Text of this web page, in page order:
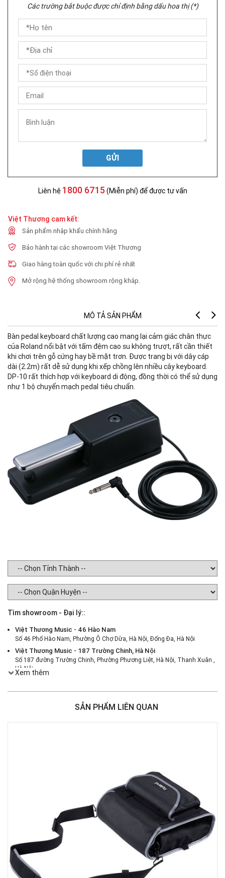
Các trường bắt buộc được chỉ định bằng dấu hoa thị (*)
GỬI
Liên hệ 1800 6715 (Miễn phí) để được tư vấn
Việt Thương cam kết:
Sản phẩm nhập khẩu chính hãng
Bảo hành tại các showroom Việt Thương
Giao hàng toàn quốc với chi phí rẻ nhất
Mở rộng hệ thống showroom rộng khắp.
MÔ TẢ SẢN PHẨM
Bàn pedal keyboard chất lượng cao mang lại cảm giác chân thực
của Roland nổi bật với tấm đệm cao su không trượt, rất cần thiết
khi chơi trên gỗ cứng hay bề mặt trơn. Được trang bị với dây cáp
dài (2.2m) rất dễ sử dụng khi xếp chồng lên nhiều cây keyboard.
DP-10 rất thích hợp với keyboard di động, đồng thời có thể sử dụng
như 1 bộ chuyển mạch pedal tiêu chuẩn.
Tìm showroom - Đại lý::
Việt Thương Music - 46 Hào Nam
Số 46 Phố Hào Nam, Phường Ô Chợ Dừa, Hà Nội, Đống Đa, Hà Nội
Việt Thương Music - 187 Trường Chinh, Hà Nội
Số 187 đường Trường Chinh, Phường Phương Liệt, Hà Nội, Thanh Xuân ,
Hà Nội
Việt Thương Music - 369 Điện Biên Phủ
Việt Thương Music - 49E Phan Đăng Lưu
49E Phan Đăng Lưu, Phường Bình Thạnh, TPHCM, Quận Bình Thạnh, Hồ
Việt Thương Music - Phường Gò Vấp
11 Đường số 3, Khu dân cư Cityland Park Hill, Phường Gò Vấp, TPHCM,
Quận Gò Vấp, Hồ Chí Minh
Việt Thương Music - 442 Lũy Bán Bích
442 Lũy Bán Bích, Phường Tân Phú, TPHCM, Quận Tân Phú, Hồ Chí Minh
Việt Thương Music - 12 Quốc Hương
Tầng G, Tòa nhà Thảo Điền Pearl, 12 Quốc Hương, Phường An Khánh,
Xem thêm
SẢN PHẨM LIÊN QUAN